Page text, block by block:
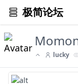
极简论坛
lucky